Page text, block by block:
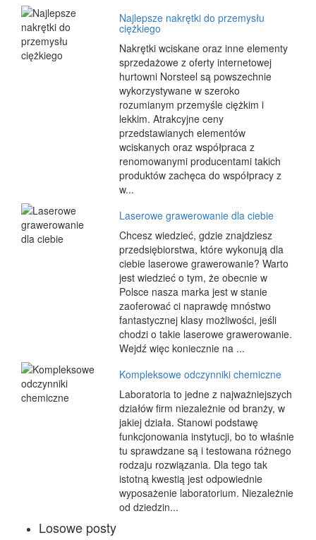
Najlepsze nakrętki do przemysłu
ciężkiego
Nakrętki wciskane oraz inne elementy
sprzedażowe z oferty internetowej
hurtowni Norsteel są powszechnie
wykorzystywane w szeroko
rozumianym przemyśle ciężkim i
lekkim. Atrakcyjne ceny
przedstawianych elementów
wciskanych oraz współpraca z
renomowanymi producentami takich
produktów zachęca do współpracy z
w...
Laserowe grawerowanie dla ciebie
Chcesz wiedzieć, gdzie znajdziesz
przedsiębiorstwa, które wykonują dla
ciebie laserowe grawerowanie? Warto
jest wiedzieć o tym, że obecnie w
Polsce nasza marka jest w stanie
zaoferować ci naprawdę mnóstwo
fantastycznej klasy możliwości, jeśli
chodzi o takie laserowe grawerowanie.
Wejdź więc koniecznie na ...
Kompleksowe odczynniki chemiczne
Laboratoria to jedne z najważniejszych
działów firm niezależnie od branży, w
jakiej działa. Stanowi podstawę
funkcjonowania instytucji, bo to właśnie
tu sprawdzane są i testowana różnego
rodzaju rozwiązania. Dla tego tak
istotną kwestią jest odpowiednie
wyposażenie laboratorium. Niezależnie
od dziedzin...
Losowe posty